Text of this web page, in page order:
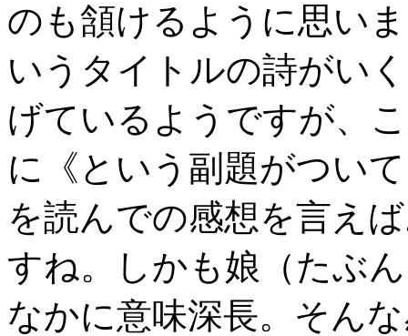
のも頷けるように思い
いうタイトルの詩がい
げているようですが、
に《という副題がつい
を読んでの感想を言え
すね。しかも娘（たぶ
なかに意味深長。そん